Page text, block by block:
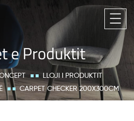
e Produktit
LLOJI I PRODUKTIT
CARPET CHECKER 200X300CM